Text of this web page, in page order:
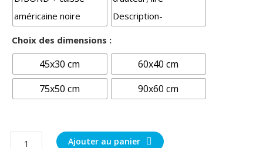
Choix des dimensions :
45x30 cm
60x40 cm
75x50 cm
90x60 cm
quantité
Ajouter au panier